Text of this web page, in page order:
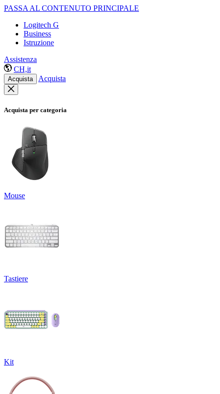
PASSA AL CONTENUTO PRINCIPALE
Logitech G
Business
Istruzione
Assistenza
CH,it
Acquista Acquista
Acquista per categoria
Mouse
Tastiere
Kit